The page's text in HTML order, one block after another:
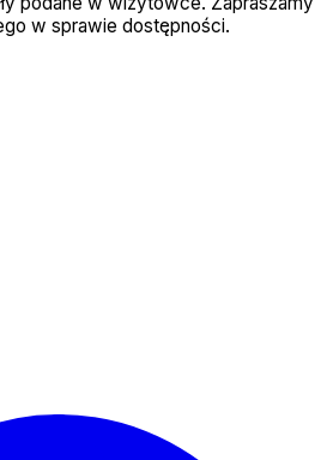
w sprawie dostępności.